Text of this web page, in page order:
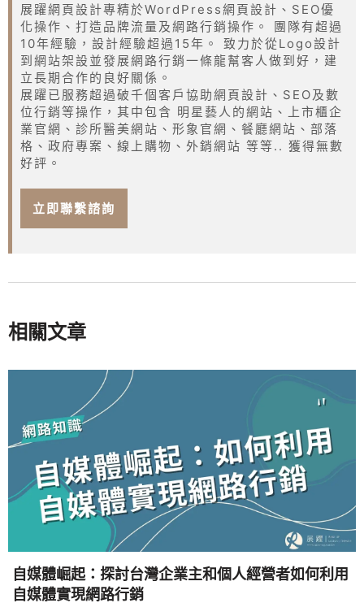
展躍網頁設計專精於WordPress網頁設計、SEO優
化操作、打造品牌流量及網路行銷操作。 團隊有超過
10年經驗，設計經驗超過15年。 致力於從Logo設計
到網站架設並發展網路行銷一條龍幫客人做到好，建
立長期合作的良好關係。
展躍已服務超過破千個客戶協助網頁設計、SEO及數
位行銷等操作，其中包含 明星藝人的網站、上市櫃企
業官網、診所醫美網站、形象官網、餐廳網站、部落
格、政府專案、線上購物、外銷網站 等等.. 獲得無數
好評。
立即聯繫諮詢
相關文章
自媒體崛起：探討台灣企業主和個人經營者如何利用
自媒體實現網路行銷